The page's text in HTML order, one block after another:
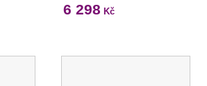
6 298 Kč